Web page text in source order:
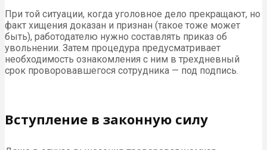
При той ситуации, когда уголовное дело прекращают, но
факт хищения доказан и признан (такое тоже может
быть), работодателю нужно составлять приказ об
увольнении. Затем процедура предусматривает
необходимость ознакомления с ним в трехдневный
срок проворовавшегося сотрудника — под подпись.
Вступление в законную силу